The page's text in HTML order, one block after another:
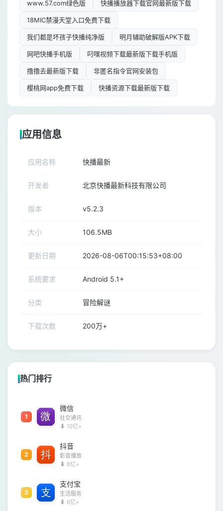
www.57.com绿色版 快播播放器下载官网最新版下载
18MIC禁漫天堂入口免费下载
我们都是坏孩子快播纯净版 明月辅助破解版APK下载
网吧快播手机版 叼嘿视频下载最新版下载手机版
撸撸去最新版下载 非匿名指令官网安装包
樱桃网app免费下载 快播资源下载最新版下载
应用信息
应用名称 快播最新
开发者 北京快播最新科技有限公司
版本 v5.2.3
大小 106.5MB
更新日期 2026-08-06T00:15:53+08:00
系统要求 Android 5.1+
分类 冒险解谜
下载次数 200万+
热门排行
1
微信
社交通讯
⬇ 10亿+
2
抖音
影音播放
⬇ 8亿+
3
支付宝
生活服务
⬇ 6亿+